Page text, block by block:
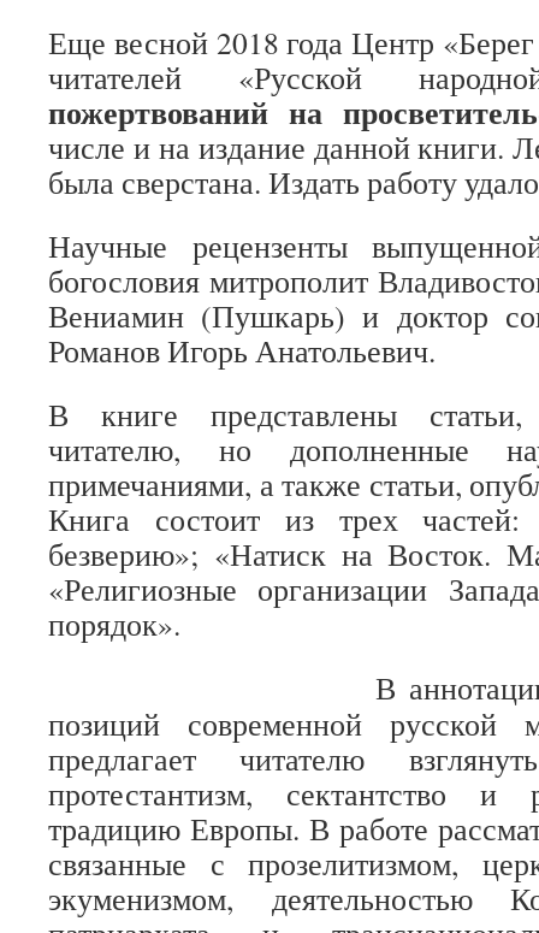
Еще весной 2018 года Центр
читателей «Русской
пожертвований на
числе и на издание данной книги.
была сверстана. Издать работу
Научные рецензенты
богословия митрополит
Вениамин (Пушкарь) и доктор
Романов Игорь Анатольевич.
В книге представлены
читателю, но дополненные
примечаниями, а также статьи,
Книга состоит из трех
безверию»; «Натиск на Восток.
«Религиозные организации
порядок».
В
позиций современной русской
предлагает читателю
протестантизм, сектантство и
традицию Европы. В работе
связанные с прозелитизмом,
экуменизмом, деятельностью